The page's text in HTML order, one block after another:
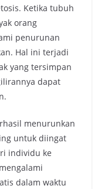
Ketika tubuh
orang
penurunan
Hal ini terjadi
yang tersimpan
dapat
menurunkan
untuk diingat
individu ke
dalam waktu